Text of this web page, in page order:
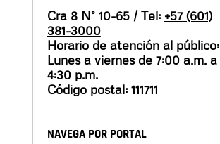
Cra 8 N° 10-65 / Tel: +57 (601)
381-3000
Horario de atención al público:
Lunes a viernes de 7:00 a.m. a
4:30 p.m.
Código postal: 111711
NAVEGA POR PORTAL